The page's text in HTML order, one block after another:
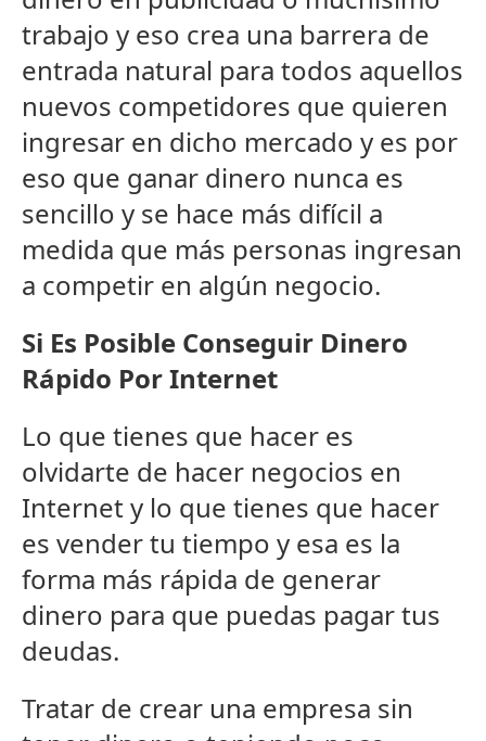
trabajo y eso crea una barrera de
entrada natural para todos aquellos
nuevos competidores que quieren
ingresar en dicho mercado y es por
eso que ganar dinero nunca es
sencillo y se hace más difícil a
medida que más personas ingresan
a competir en algún negocio.
Si Es Posible Conseguir Dinero
Rápido Por Internet
Lo que tienes que hacer es
olvidarte de hacer negocios en
Internet y lo que tienes que hacer
es vender tu tiempo y esa es la
forma más rápida de generar
dinero para que puedas pagar tus
deudas.
Tratar de crear una empresa sin